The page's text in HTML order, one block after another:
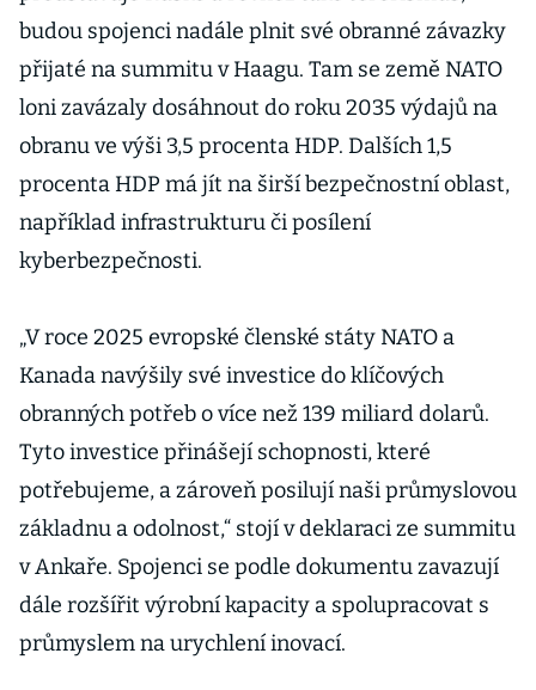
budou spojenci nadále plnit své obranné závazky
přijaté na summitu v Haagu. Tam se země NATO
loni zavázaly dosáhnout do roku 2035 výdajů na
obranu ve výši 3,5 procenta HDP. Dalších 1,5
procenta HDP má jít na širší bezpečnostní oblast,
například infrastrukturu či posílení
kyberbezpečnosti.
„V roce 2025 evropské členské státy NATO a
Kanada navýšily své investice do klíčových
obranných potřeb o více než 139 miliard dolarů.
Tyto investice přinášejí schopnosti, které
potřebujeme, a zároveň posilují naši průmyslovou
základnu a odolnost,“ stojí v deklaraci ze summitu
v Ankaře. Spojenci se podle dokumentu zavazují
dále rozšířit výrobní kapacity a spolupracovat s
průmyslem na urychlení inovací.